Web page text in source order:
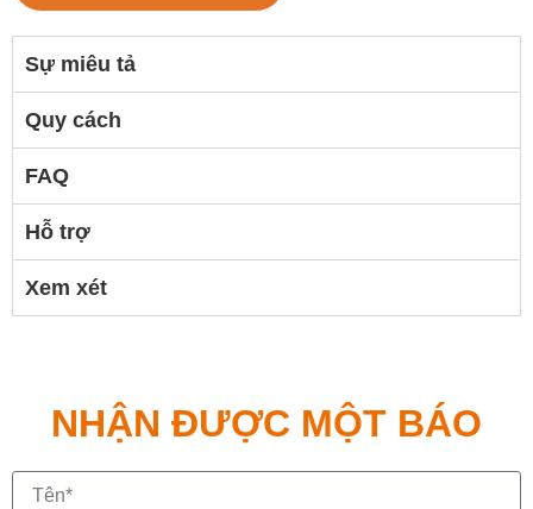
Sự miêu tả
Quy cách
FAQ
Hỗ trợ
Xem xét
NHẬN ĐƯỢC MỘT BÁO